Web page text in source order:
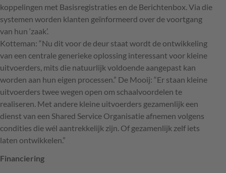
koppelingen met Basisregistraties en de Berichtenbox. Via die
systemen worden klanten geïnformeerd over de voortgang
van hun ‘zaak’.
Kotteman: “Nu dit voor de deur staat wordt de ontwikkeling
van een centrale generieke oplossing interessant voor kleine
uitvoerders, mits die natuurlijk voldoende aangepast kan
worden aan hun eigen processen.” De Mooij: “Er staan kleine
uitvoerders twee wegen open om schaalvoordelen te
realiseren. Met andere kleine uitvoerders gezamenlijk een
dienst van een Shared Service Organisatie afnemen volgens
condities die wél aantrekkelijk zijn. Of gezamenlijk zelf iets
laten ontwikkelen.”
Financiering